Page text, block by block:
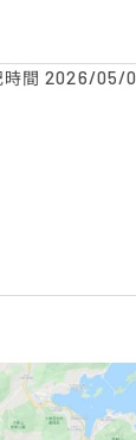
時間2026/05/